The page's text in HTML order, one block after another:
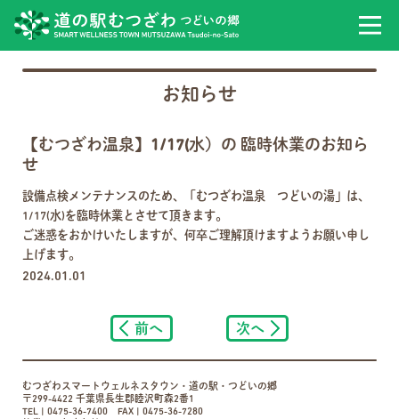
お知らせ
【むつざわ温泉】1/17(水）の 臨時休業のお知ら
せ
設備点検メンテナンスのため、「むつざわ温泉 つどいの湯」は、
1/17(水)を臨時休業とさせて頂きます。
ご迷惑をおかけいたしますが、何卒ご理解頂けますようお願い申し
上げます。
2024.01.01
前へ 次へ
むつざわスマートウェルネスタウン・道の駅・つどいの郷
〒299-4422 千葉県長生郡睦沢町森2番1
TEL | 0475-36-7400 FAX | 0475-36-7280